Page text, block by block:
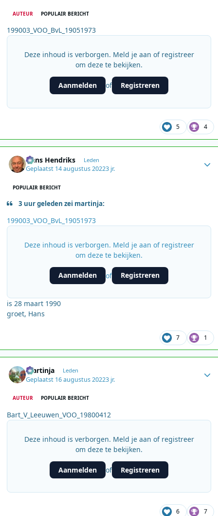
AUTEUR POPULAIR BERICHT
199003_VOO_BvL_19051973
Deze inhoud is verborgen. Meld je aan of registreer
om deze te bekijken.
Aanmelden of Registreren
5 4
Hans Hendriks Leden
Geplaatst 14 augustus 20223 jr.
POPULAIR BERICHT
3 uur geleden zei martinja:
199003_VOO_BvL_19051973
Deze inhoud is verborgen. Meld je aan of registreer
om deze te bekijken.
Aanmelden of Registreren
is 28 maart 1990
groet, Hans
7 1
martinja Leden
Geplaatst 16 augustus 20223 jr.
AUTEUR POPULAIR BERICHT
Bart_V_Leeuwen_VOO_19800412
Deze inhoud is verborgen. Meld je aan of registreer
om deze te bekijken.
Aanmelden of Registreren
6 7